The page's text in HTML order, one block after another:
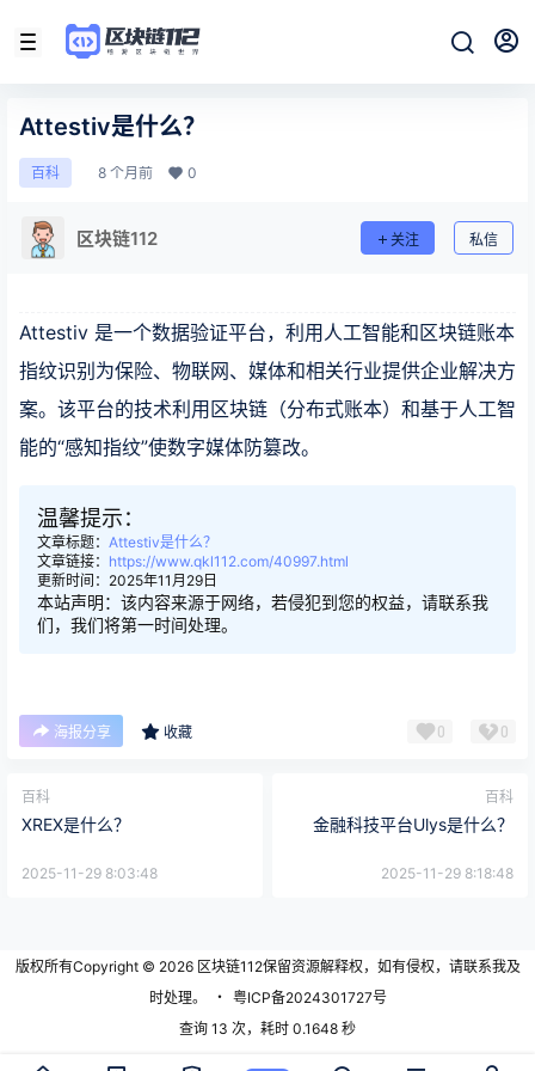
Attestiv是什么？
百科 8 个月前 0
区块链112 关注 私信
Attestiv 是一个数据验证平台，利用人工智能和区块链账本
指纹识别为保险、物联网、媒体和相关行业提供企业解决方
案。该平台的技术利用区块链（分布式账本）和基于人工智
能的“感知指纹”使数字媒体防篡改。
温馨提示：
文章标题： Attestiv是什么？
文章链接： https://www.qkl112.com/40997.html
更新时间：2025年11月29日
本站声明：该内容来源于网络，若侵犯到您的权益，请联系我
们，我们将第一时间处理。
海报分享 收藏 0 0
百科
XREX是什么？
2025-11-29 8:03:48
百科
金融科技平台Ulys是什么？
2025-11-29 8:18:48
版权所有Copyright © 2026区块链112保留资源解释权，如有侵权，请联系我及
时处理。
・ 粤ICP备2024301727号
查询 13 次，耗时 0.1648 秒